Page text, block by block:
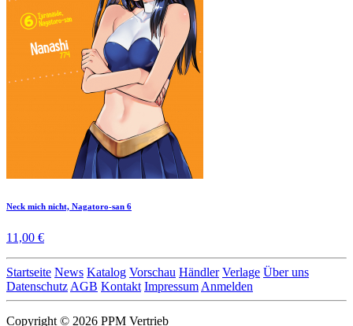
Neck mich nicht, Nagatoro-san 6
11,00 €
Startseite News Katalog Vorschau Händler Verlage Über uns
Datenschutz AGB Kontakt Impressum Anmelden
Copyright © 2026 PPM Vertrieb